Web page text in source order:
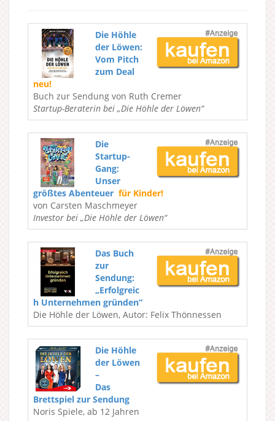
Die Höhle
der Löwen:
Vom Pitch
zum Deal
neu!
Buch zur Sendung von Ruth Cremer
Startup-Beraterin bei „Die Höhle der Löwen“
Die
Startup-
Gang:
Unser
größtes Abenteuer für Kinder!
von Carsten Maschmeyer
Investor bei „Die Höhle der Löwen“
Das Buch
zur
Sendung:
„Erfolgreic
h Unternehmen gründen“
Die Höhle der Löwen, Autor: Felix Thönnessen
Die Höhle
der Löwen
–
Das
Brettspiel zur Sendung
Noris Spiele, ab 12 Jahren